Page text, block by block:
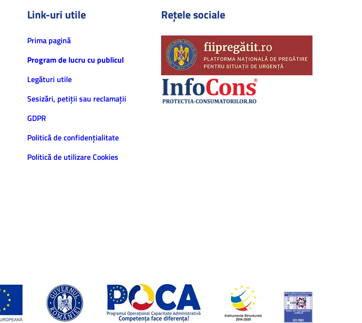
Link-uri utile
Prima pagină
Program de lucru cu publicul
Legături utile
Sesizări, petiţii sau reclamații
GDPR
Politică de confidenţialitate
Politică de utilizare Cookies
Rețele sociale